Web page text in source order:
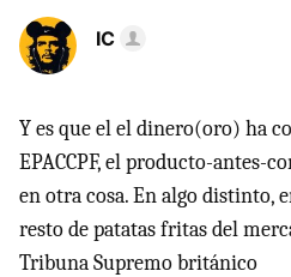
IC
Y es que el el dinero(oro) ha
EPACCPF, el producto-antes-
en otra cosa. En algo distinto,
resto de patatas fritas del
Tribuna Supremo británico